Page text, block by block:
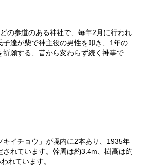
の参道のある神社で、毎年2月に行われ
子達が柴で神主役の男性を叩き、1年の
祈願する、昔から変わらず続く神事で
キイチョウ」が境内に2本あり、1935年
されています。幹周は約3.4m、樹高は約
れています。